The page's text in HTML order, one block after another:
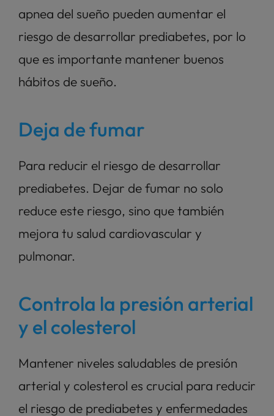
apnea del sueño pueden aumentar el
riesgo de desarrollar prediabetes, por lo
que es importante mantener buenos
hábitos de sueño.
Deja de fumar
Para reducir el riesgo de desarrollar
prediabetes. Dejar de fumar no solo
reduce este riesgo, sino que también
mejora tu salud cardiovascular y
pulmonar.
Controla la presión arterial
y el colesterol
Mantener niveles saludables de presión
arterial y colesterol es crucial para reducir
el riesgo de prediabetes y enfermedades